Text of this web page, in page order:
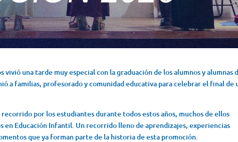
vivió una tarde muy especial con la graduación de los alumnos y alumnas
a familias, profesorado y comunidad educativa para celebrar el final de
por los estudiantes durante todos estos años, muchos de ellos
en Educación Infantil. Un recorrido lleno de aprendizajes, experiencias
que ya forman parte de la historia de esta promoción.